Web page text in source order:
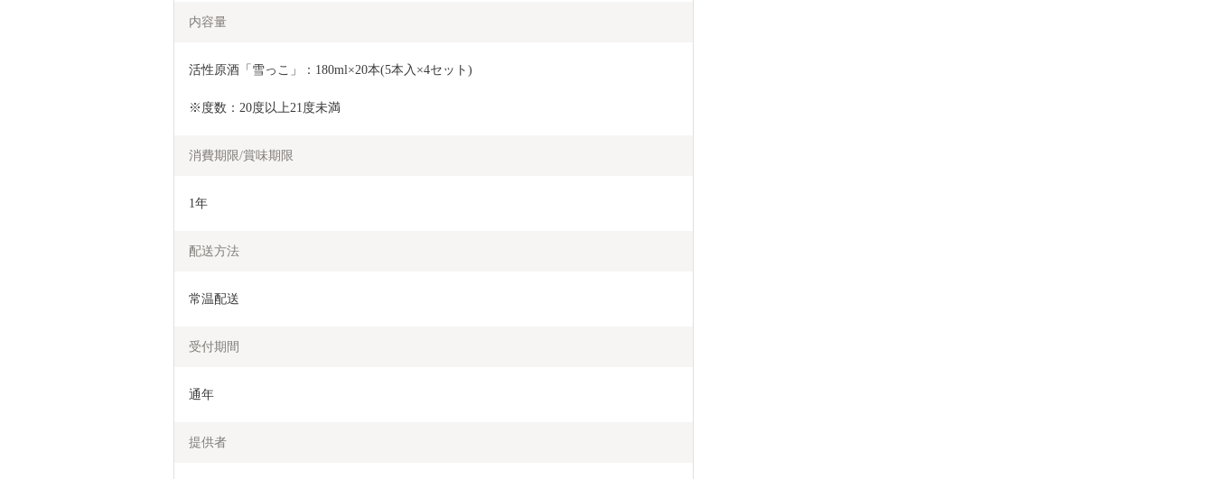
内容量
活性原酒「雪っこ」：180ml×20本(5本入×4セット)
※度数：20度以上21度未満
消費期限/賞味期限
1年
配送方法
常温配送
受付期間
通年
提供者